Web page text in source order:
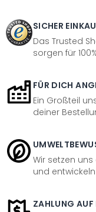
SICHER
Das Trusted
sorgen für
FÜR DICH
Ein Großteil
deiner
Wir setzen
und
ZAHLUNG AUF